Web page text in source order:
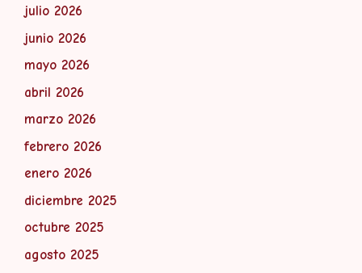
julio 2026
junio 2026
mayo 2026
abril 2026
marzo 2026
febrero 2026
enero 2026
diciembre 2025
octubre 2025
agosto 2025